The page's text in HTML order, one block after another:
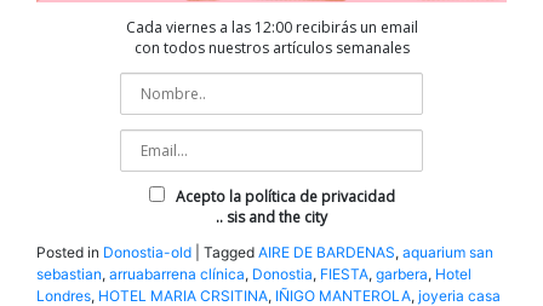
Cada viernes a las 12:00 recibirás un email
con todos nuestros artículos semanales
Acepto la política de privacidad
.. sis and the city
Posted in Donostia-old Tagged AIRE DE BARDENAS, aquarium san
sebastian, arruabarrena clínica, Donostia, FIESTA, garbera, Hotel
Londres, HOTEL MARIA CRSITINA, IÑIGO MANTEROLA, joyeria casa